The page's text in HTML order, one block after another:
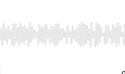
Left/Right to seek, Home/